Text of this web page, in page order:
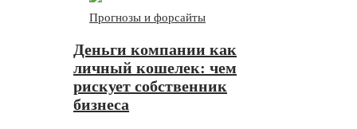
Прогнозы и форсайты
Деньги компании как
личный кошелек: чем
рискует собственник
бизнеса